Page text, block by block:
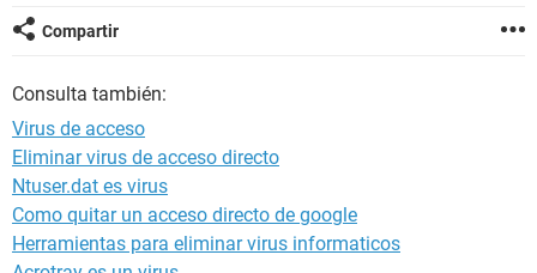
Compartir
Consulta también:
Virus de acceso
Eliminar virus de acceso directo
Ntuser.dat es virus
Como quitar un acceso directo de google
Herramientas para eliminar virus informaticos